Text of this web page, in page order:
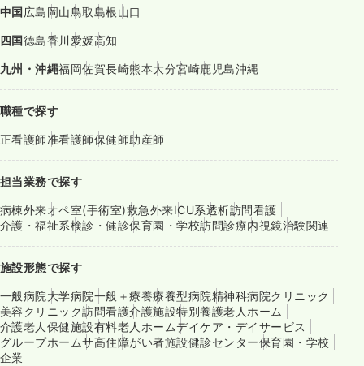
中国広島岡山鳥取島根山口
四国徳島香川愛媛高知
九州・沖縄福岡佐賀長崎熊本大分宮崎鹿児島沖縄
職種で探す
正看護師准看護師保健師助産師
担当業務で探す
病棟外来オペ室(手術室)救急外来ICU系透析訪問看護
介護・福祉系検診・健診保育園・学校訪問診療内視鏡治験関連
施設形態で探す
一般病院大学病院一般＋療養療養型病院精神科病院クリニック
美容クリニック訪問看護介護施設特別養護老人ホーム
介護老人保健施設有料老人ホームデイケア・デイサービス
グループホームサ高住障がい者施設健診センター保育園・学校
企業